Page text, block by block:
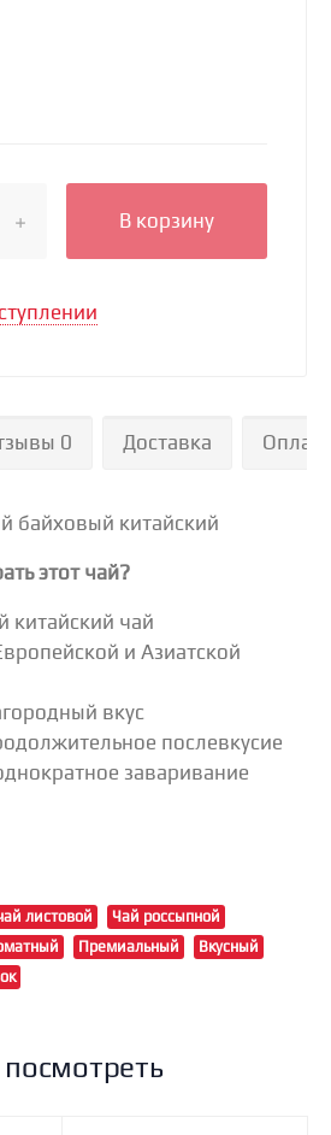
В корзину
0 Доставка Оплата
байховый китайский
этот чай?
китайский чай
и Азиатской
вкус
послевкусие
заваривание
листовой
Чай россыпной
Премиальный
Вкусный